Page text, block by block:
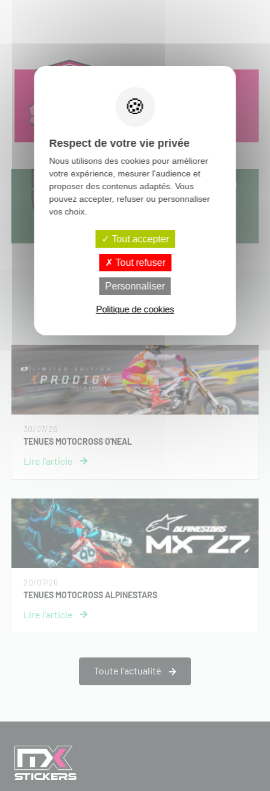
Dernières actus moto-cross
30/07/26
TENUES MOTOCROSS O'NEAL
20/07/26
TENUES MOTOCROSS ALPINESTARS
Toute l’actualité
Respect de votre vie privée
Nous utilisons des cookies pour améliorer
votre expérience, mesurer l'audience et
proposer des contenus adaptés. Vous
pouvez accepter, refuser ou personnaliser
vos choix.
Tout accepter
Tout refuser
Personnaliser
Politique de cookies